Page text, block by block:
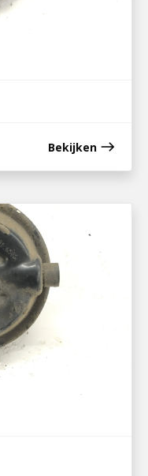
Bekijken east